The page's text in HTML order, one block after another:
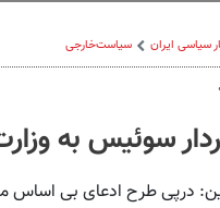
سیاسی ایران سیاست‌خارجی
سوئیس به
درپی طرح ادعای بی اساس